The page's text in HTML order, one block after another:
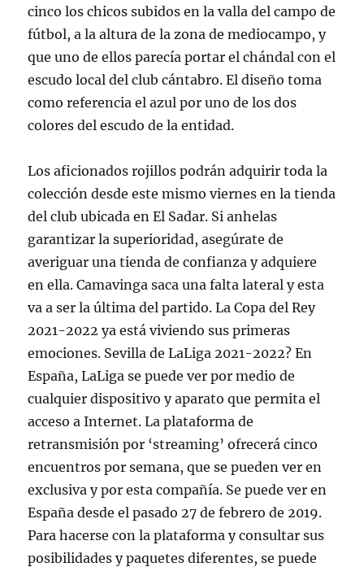
cinco los chicos subidos en la valla del campo de
fútbol, a la altura de la zona de mediocampo, y
que uno de ellos parecía portar el chándal con el
escudo local del club cántabro. El diseño toma
como referencia el azul por uno de los dos
colores del escudo de la entidad.
Los aficionados rojillos podrán adquirir toda la
colección desde este mismo viernes en la tienda
del club ubicada en El Sadar. Si anhelas
garantizar la superioridad, asegúrate de
averiguar una tienda de confianza y adquiere
en ella. Camavinga saca una falta lateral y esta
va a ser la última del partido. La Copa del Rey
2021-2022 ya está viviendo sus primeras
emociones. Sevilla de LaLiga 2021-2022? En
España, LaLiga se puede ver por medio de
cualquier dispositivo y aparato que permita el
acceso a Internet. La plataforma de
retransmisión por ‘streaming’ ofrecerá cinco
encuentros por semana, que se pueden ver en
exclusiva y por esta compañía. Se puede ver en
España desde el pasado 27 de febrero de 2019.
Para hacerse con la plataforma y consultar sus
posibilidades y paquetes diferentes, se puede